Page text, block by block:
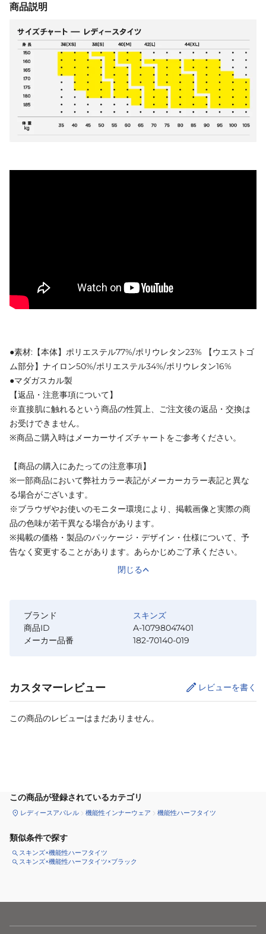
商品説明
●素材:【本体】ポリエステル77%/ポリウレタン23% 【ウエストゴ
ム部分】ナイロン50%/ポリエステル34%/ポリウレタン16%
●マダガスカル製
【返品・注意事項について】
※直接肌に触れるという商品の性質上、ご注文後の返品・交換は
お受けできません。
※商品ご購入時はメーカーサイズチャートをご参考ください。
【商品の購入にあたっての注意事項】
※一部商品において弊社カラー表記がメーカーカラー表記と異な
る場合がございます。
※ブラウザやお使いのモニター環境により、掲載画像と実際の商
品の色味が若干異なる場合があります。
※掲載の価格・製品のパッケージ・デザイン・仕様について、予
告なく変更することがあります。あらかじめご了承ください。
閉じる
ブランド
スキンズ
商品ID
A-10798047401
メーカー品番
182-70140-019
カスタマーレビュー レビューを書く
この商品のレビューはまだありません。
この商品が登録されているカテゴリ
レディースアパレル 機能性インナーウェア 機能性ハーフタイツ
類似条件で探す
スキンズ×機能性ハーフタイツ
スキンズ×機能性ハーフタイツ×ブラック